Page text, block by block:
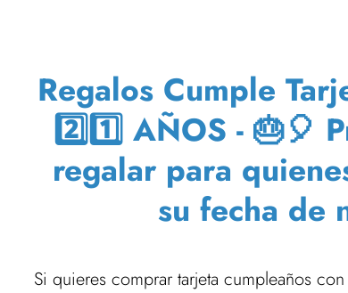
Regalos Cumple
2️⃣1️⃣ AÑOS - 🎂🎈
regalar para
su fecha de
Si quieres comprar tarjeta cumpleaños